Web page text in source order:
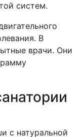
систем.
В
врачи. Они
с натуральной